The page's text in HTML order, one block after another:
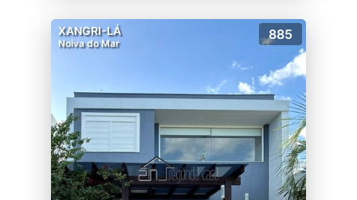
XANGRI-LÁ
Noiva do Mar
885